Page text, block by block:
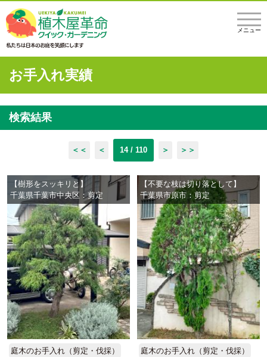
メニュー
お手入れ実績
検索結果
＜＜ ＜ 14 / 110 ＞ ＞＞
【樹形をスッキリと】
千葉県千葉市中央区：剪定
庭木のお手入れ（剪定・伐採）
【不要な枝は切り落として】
千葉県市原市：剪定
庭木のお手入れ（剪定・伐採）